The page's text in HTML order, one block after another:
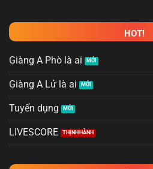
HOT!
Giàng A Phò là ai
Giàng A Lử là ai
Tuyển dụng
LIVESCORE